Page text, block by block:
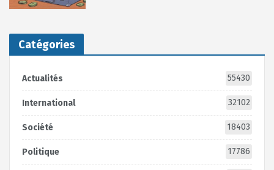
Catégories
Actualités 55430
International 32102
Société 18403
Politique 17786